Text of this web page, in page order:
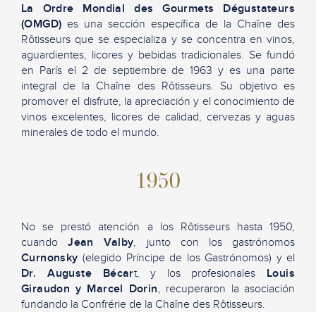
La Ordre Mondial des Gourmets Dégustateurs
(OMGD) es una sección específica de la Chaîne des
Rôtisseurs que se especializa y se concentra en vinos,
aguardientes, licores y bebidas tradicionales. Se fundó
en París el 2 de septiembre de 1963 y es una parte
integral de la Chaîne des Rôtisseurs. Su objetivo es
promover el disfrute, la apreciación y el conocimiento de
vinos excelentes, licores de calidad, cervezas y aguas
minerales de todo el mundo.
1950
No se prestó atención a los Rôtisseurs hasta 1950,
cuandoJean Valby, junto con los gastrónomos
Curnonsky (elegido Príncipe de los Gastrónomos) y el
Dr. Auguste Bécart, y los profesionales Louis
Giraudon y Marcel Dorin, recuperaron la asociación
fundando la Confrérie de la Chaîne des Rôtisseurs.